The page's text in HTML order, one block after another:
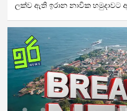
ලක්ව ඇති ඉරාන නාවික